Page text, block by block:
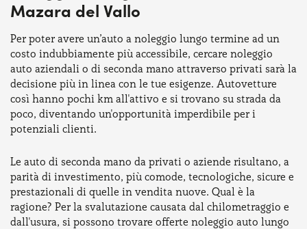
Mazara del Vallo
Per poter avere un’auto a noleggio lungo termine ad un
costo indubbiamente più accessibile, cercare noleggio
auto aziendali o di seconda mano attraverso privati sarà la
decisione più in linea con le tue esigenze. Autovetture
così hanno pochi km all'attivo e si trovano su strada da
poco, diventando un'opportunità imperdibile per i
potenziali clienti.
Le auto di seconda mano da privati o aziende risultano, a
parità di investimento, più comode, tecnologiche, sicure e
prestazionali di quelle in vendita nuove. Qual è la
ragione? Per la svalutazione causata dal chilometraggio e
dall'usura, si possono trovare offerte noleggio auto lungo